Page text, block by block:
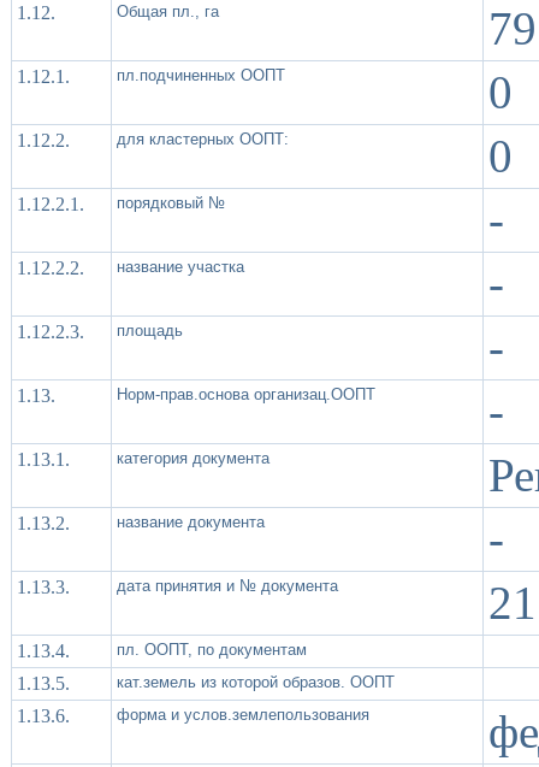
1.12. Общая пл., га
1.12.1. пл.подчиненных ООПТ 0
1.12.2. для кластерных ООПТ: 0
1.12.2.1. порядковый № -
1.12.2.2. название участка -
1.12.2.3. площадь -
1.13. Норм-прав.основа организац.ООПТ -
1.13.1. категория документа
1.13.2. название документа -
1.13.3. дата принятия и № документа
1.13.4. пл. ООПТ, по документам
1.13.5. кат.земель из которой образов. ООПТ
1.13.6. форма и услов.землепользования